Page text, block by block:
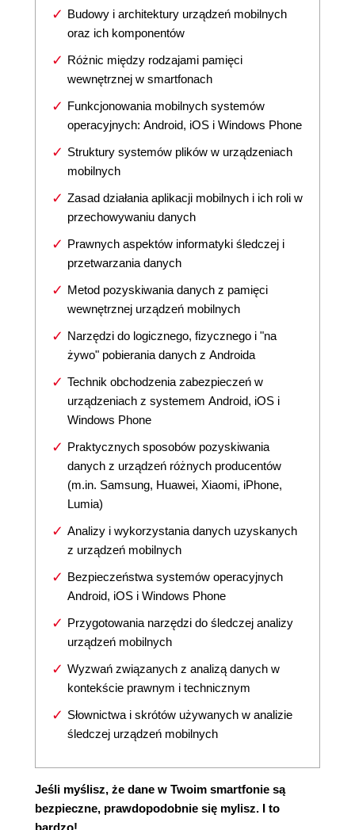
Budowy i architektury urządzeń mobilnych
oraz ich komponentów
Różnic między rodzajami pamięci
wewnętrznej w smartfonach
Funkcjonowania mobilnych systemów
operacyjnych: Android, iOS i Windows Phone
Struktury systemów plików w urządzeniach
mobilnych
Zasad działania aplikacji mobilnych i ich roli w
przechowywaniu danych
Prawnych aspektów informatyki śledczej i
przetwarzania danych
Metod pozyskiwania danych z pamięci
wewnętrznej urządzeń mobilnych
Narzędzi do logicznego, fizycznego i "na
żywo" pobierania danych z Androida
Technik obchodzenia zabezpieczeń w
urządzeniach z systemem Android, iOS i
Windows Phone
Praktycznych sposobów pozyskiwania
danych z urządzeń różnych producentów
(m.in. Samsung, Huawei, Xiaomi, iPhone,
Lumia)
Analizy i wykorzystania danych uzyskanych
z urządzeń mobilnych
Bezpieczeństwa systemów operacyjnych
Android, iOS i Windows Phone
Przygotowania narzędzi do śledczej analizy
urządzeń mobilnych
Wyzwań związanych z analizą danych w
kontekście prawnym i technicznym
Słownictwa i skrótów używanych w analizie
śledczej urządzeń mobilnych
Jeśli myślisz, że dane w Twoim smartfonie są
bezpieczne, prawdopodobnie się mylisz. I to